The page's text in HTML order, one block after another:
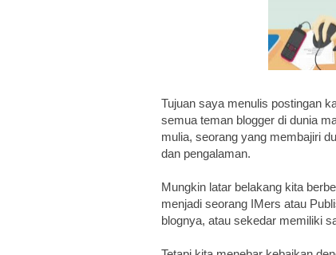
Tujuan saya menulis postingan
semua teman blogger di dunia
mulia, seorang yang membajiri
dan pengalaman.
Mungkin latar belakang kita
menjadi seorang IMers atau
blognya, atau sekedar memiliki